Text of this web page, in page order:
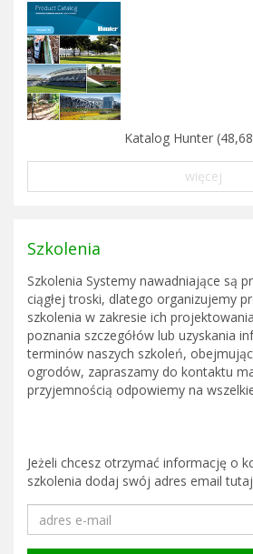
Katalog Hunter
więcej
Szkolenia
Szkolenia Systemy nawadniające są
ciągłej troski, dlatego organizujemy
szkolenia w zakresie ich
poznania szczegółów lub uzyskania
terminów naszych szkoleń,
ogrodów, zapraszamy do kontaktu
przyjemnością odpowiemy na
Jeżeli chcesz otrzymać informację o
szkolenia dodaj swój adres email